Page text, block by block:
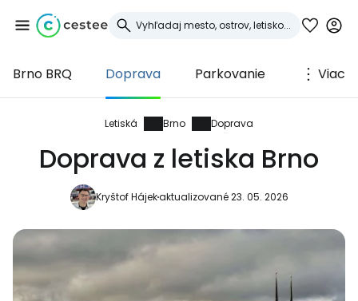
Brno BRQ Doprava Parkovanie Viac
Letiská Brno Doprava
Doprava z letiska Brno
Kryštof Hájekaktualizované 23. 05. 2026
Prihláste sa do
služby Cestee
... celosvetovej komunity cestovateľov
Pokračovať na Facebooku